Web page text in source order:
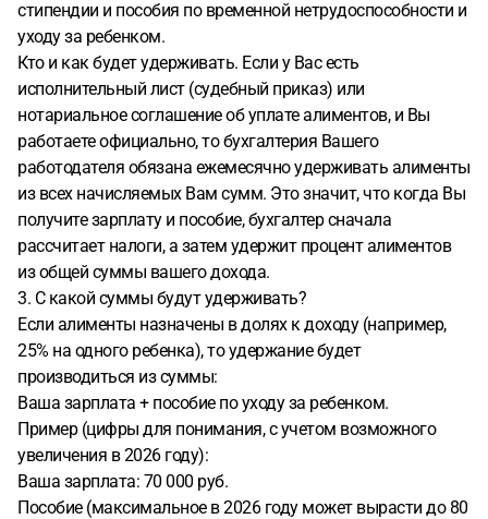
стипендии и пособия по временной нетрудоспособности и
уходу за ребенком.
Кто и как будет удерживать. Если у Вас есть
исполнительный лист (судебный приказ) или
нотариальное соглашение об уплате алиментов, и Вы
работаете официально, то бухгалтерия Вашего
работодателя обязана ежемесячно удерживать алименты
из всех начисляемых Вам сумм. Это значит, что когда Вы
получите зарплату и пособие, бухгалтер сначала
рассчитает налоги, а затем удержит процент алиментов
из общей суммы вашего дохода.
3. С какой суммы будут удерживать?
Если алименты назначены в долях к доходу (например,
25% на одного ребенка), то удержание будет
производиться из суммы:
Ваша зарплата + пособие по уходу за ребенком.
Пример (цифры для понимания, с учетом возможного
увеличения в 2026 году):
Ваша зарплата: 70 000 руб.
Пособие (максимальное в 2026 году может вырасти до 80